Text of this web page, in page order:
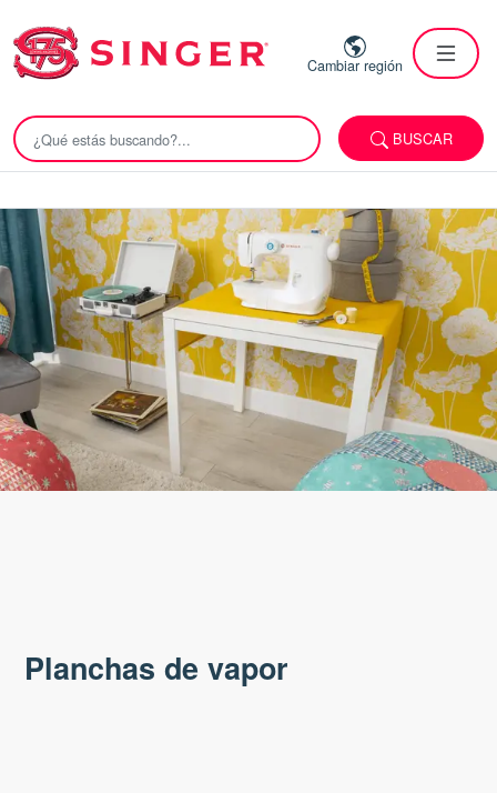
Cambiar región
BUSCAR
Planchas de vapor